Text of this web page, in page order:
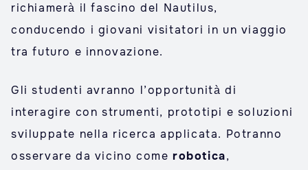
richiamerà il fascino del Nautilus,
conducendo i giovani visitatori in un viaggio
tra futuro e innovazione.
Gli studenti avranno l’opportunità di
interagire con strumenti, prototipi e soluzioni
sviluppate nella ricerca applicata. Potranno
osservare da vicino come robotica,